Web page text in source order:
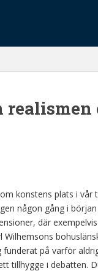
konstens plats i vår
någon gång i
där
Wilhemsons
funderat på varför
tillhygge i debatten.